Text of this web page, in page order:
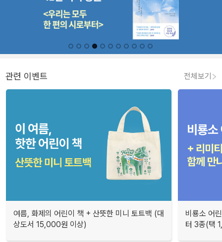
관련 이벤트 전체보기
여름, 화제의 어린이 책 + 산뜻한 미니 토트백 (대
상도서 15,000원 이상)
비룡소 어
터 3종(택